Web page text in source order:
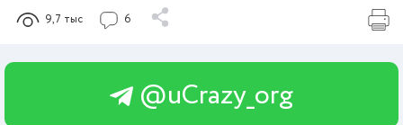
9,7 тыс 6
@uCrazy_org